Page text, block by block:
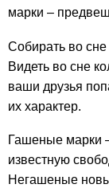
марки –
Собирать во
Видеть во сне
ваши друзья
их характер.
Гашеные марки
известную
Негашеные